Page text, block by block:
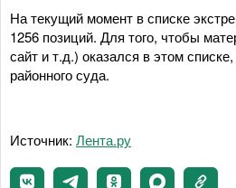
На текущий момент в списке
1256 позиций. Для того, чтобы
сайт и т.д.) оказался в этом
районного суда.
Источник: Лента.ру